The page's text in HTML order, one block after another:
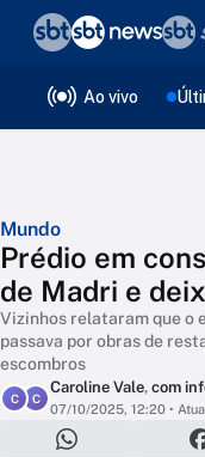
Ao vivo
Mundo
Prédio em
de Madri e
Vizinhos relataram que o
passava por obras de
escombros
C C
Caroline Vale, com
07/10/2025, 12:20 •
❮voltar